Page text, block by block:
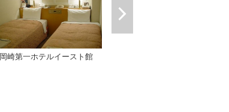
岡崎第一ホテルイースト館